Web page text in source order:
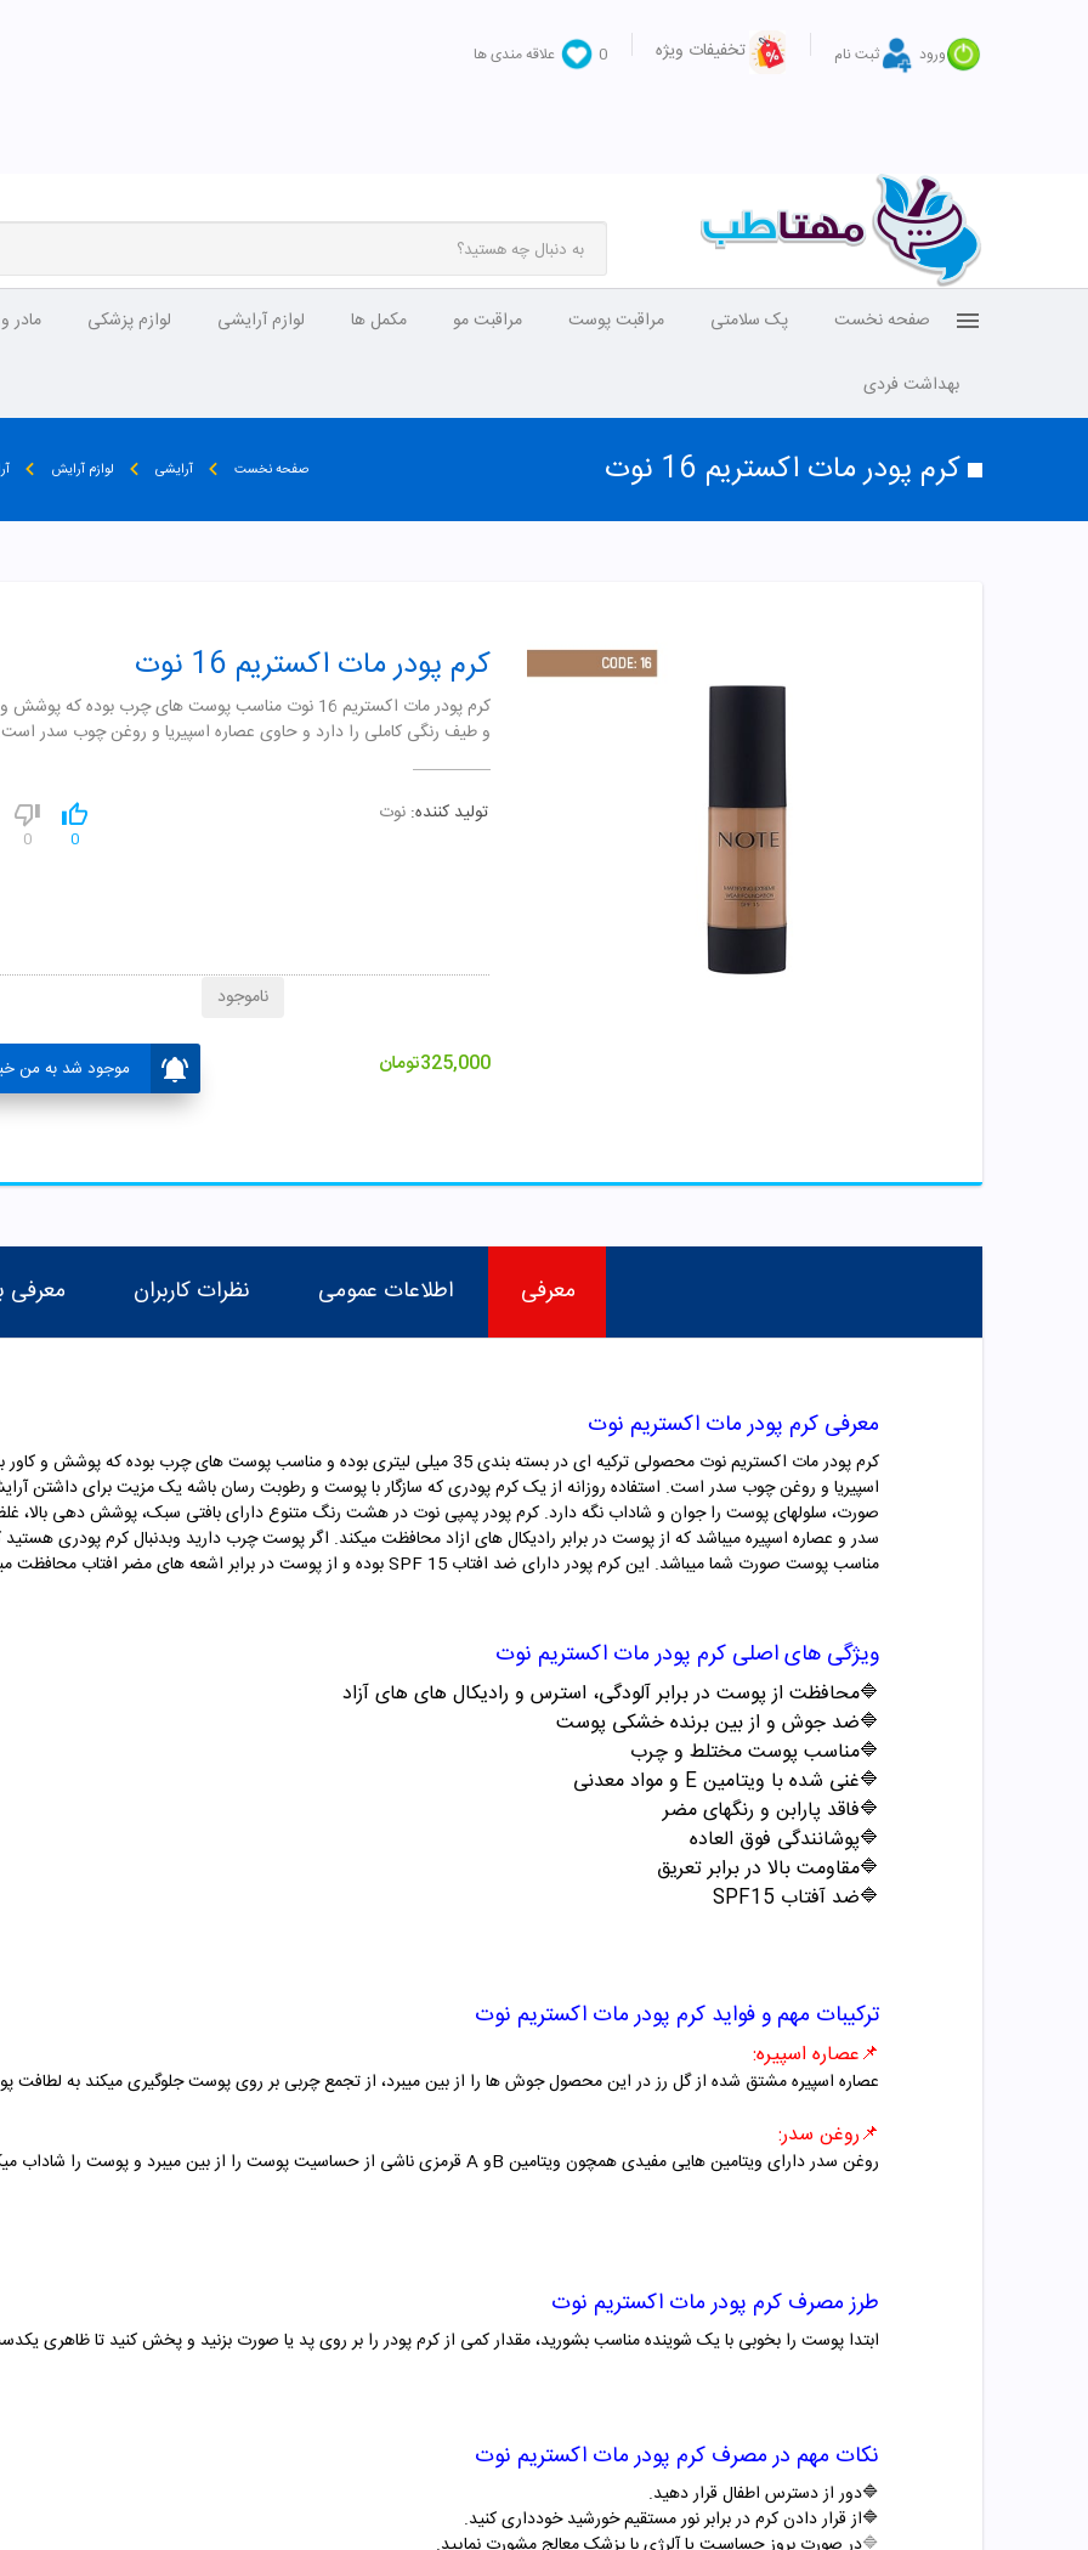
ورود ثبت نام تخفیفات ویژه 0 علاقه مندی ها
صفحه نخست پک سلامتی مراقبت پوست مراقبت مو مکمل ها لوازم آرایشی لوازم پزشکی مادر
بهداشت فردی
کرم پودر مات اکستریم 16 نوت صفحه نخست آرایشی لوازم آرایش
کرم پودر مات اکستریم 16 نوت
کرم پودر مات اکستریم 16 نوت مناسب پوست های چرب بوده که پوشش
و طیف رنگی کاملی را دارد و حاوی عصاره اسپیریا و روغن چوب سدر
تولید کننده: نوت
0
0
325,000تومان موجود شد به من
ناموجود
معرفی اطلاعات عمومی نظرات کاربران معرفی
معرفی کرم پودر مات اکستریم نوت
کرم پودر مات اکستریم نوت محصولی ترکیه ای در بسته بندی 35 میلی لیتری بوده و مناسب پوست های
اسپیریا و روغن چوب سدر است. استفاده روزانه از یک کرم پودری که سازگار با پوست و رطوبت رسان باشه یک مزیت برای داشتن
صورت، سلولهای پوست را جوان و شاداب نگه دارد. کرم پودر پمپی نوت در هشت رنگ متنوع دارای بافتی سبک، پوشش دهی بالا،
سدر و عصاره اسپیره میباشد که از پوست در برابر رادیکال های ازاد محافظت میکند. اگر پوست چرب دارید وبدنبال کرم پودری هستید
مناسب پوست صورت شما میباشد. این کرم پودر دارای ضد افتاب SPF 15بوده و از پوست در برابر اشعه های مضر افتاب محافظت
ویژگی های اصلی کرم پودر مات اکستریم نوت
🔷محافظت از پوست در برابر آلودگی، استرس و رادیکال های های آزاد
🔷ضد جوش و از بین برنده خشکی پوست
🔷مناسب پوست مختلط و چرب
🔷غنی شده با ویتامینE و مواد معدنی
🔷فاقد پارابن و رنگهای مضر
🔷پوشانندگی فوق العاده
🔷مقاومت بالا در برابر تعریق
🔷ضد آفتاب SPF15
ترکیبات مهم و فواید کرم پودر مات اکستریم نوت
📌عصاره اسپیره:
عصاره اسپیره مشتق شده از گل رز در این محصول جوش ها را از بین میبرد، از تجمع چربی بر روی پوست جلوگیری میکند به
📌روغن سدر:
روغن سدر دارای ویتامین هایی مفیدی همچون ویتامین AوB قرمزی ناشی از حساسیت پوست را از بین میبرد و پوست را شاداب
طرز مصرف کرم پودر مات اکستریم نوت
ابتدا پوست را بخوبی با یک شوینده مناسب بشورید، مقدار کمی از کرم پودر را بر روی پد یا صورت بزنید و پخش کنید تا ظاهری
نکات مهم در مصرف کرم پودر مات اکستریم نوت
🔷دور از دسترس اطفال قرار دهید.
🔷از قرار دادن کرم در برابر نور مستقیم خورشید خودداری کنید.